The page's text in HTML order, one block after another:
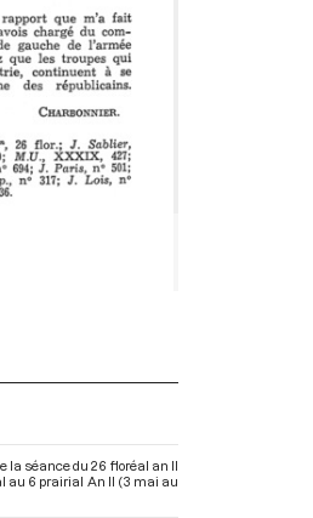
la séance du 26 floréal an II
au 6 prairial An II (3 mai au